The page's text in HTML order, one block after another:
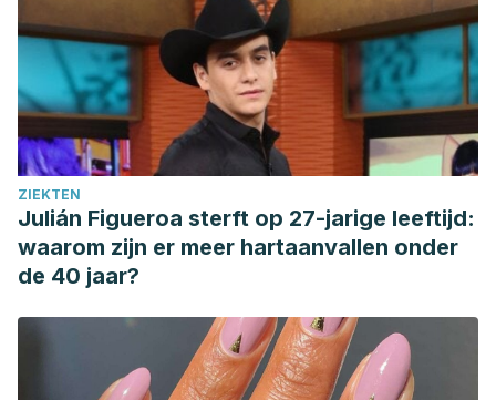
ZIEKTEN
Julián Figueroa sterft op 27-jarige leeftijd:
waarom zijn er meer hartaanvallen onder
de 40 jaar?